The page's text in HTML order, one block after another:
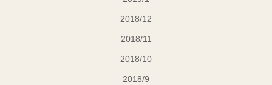
2018/12
2018/11
2018/10
2018/9